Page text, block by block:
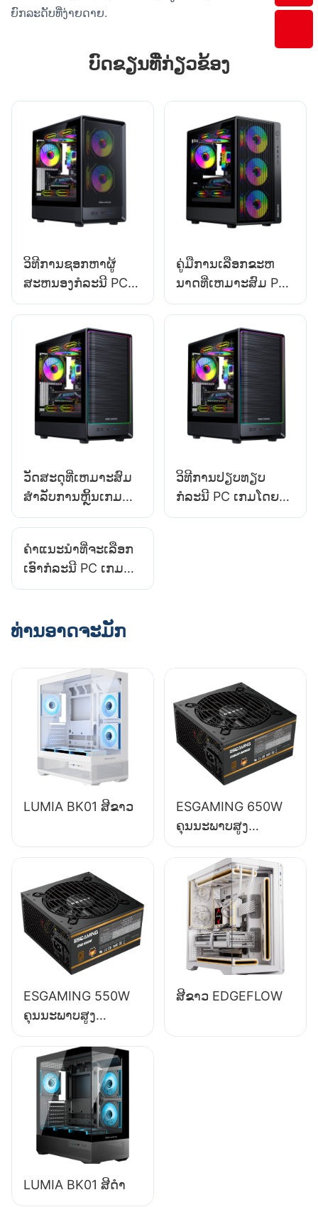
ຍົກລະດັບທີ່ງ່າຍດາຍ.
ບົດຂຽນທີ່ກ່ຽວຂ້ອງ
ວິທີການຊອກຫາຜູ້
ສະຫນອງກໍລະນີ PC
Gaming ທີ່ມີຊື່ສຽງ?
ຄູ່​ມື​ການ​ເລືອກ​ຂະ​ຫ
ນາດ​ທີ່​ເຫມາະ​ສົມ PC
Case​
ວັດສະດຸທີ່ເຫມາະສົມ
ສໍາລັບການຫຼິ້ນເກມ
PC ໃນສະພາບ
ອຸນຫະພູມສູງແມ່ນ
ຫຍັງ?
ວິທີການປຽບທຽບ
ກໍລະນີ PC ເກມໂດຍອີງ
ໃສ່ຄວາມສົມບູນຂອງ
ຄໍາແນະນໍາທີ່ຈະເລືອກ
ເອົາກໍລະນີ PC ເກມສໍາ
ລັບການຕິດຕັ້ງຮູບແບບ
ທ່ານອາດຈະມັກ
LUMIA BK01 ສີຂາວ
ESGAMING 650W
ຄຸນນະພາບສູງ
ປະສິດທິພາບ 85% ໂມ
ດູນເຕັມ 80+ Bronze
ອຸປະກອນສະໜອງພະ
ລັງງານຄອມພິວເຕີຕັ້ງ
ໂຕະ ESB650W
ESGAMING 550W
ຄຸນນະພາບສູງ
ປະສິດທິພາບ 85%
80+ Bronze
ອຸປະກອນສະໜອງພະ
ລັງງານຄອມພິວເຕີຕັ້ງ
ໂຕະ ESB550W
ສີຂາວ EDGEFLOW
LUMIA BK01 ສີດຳ